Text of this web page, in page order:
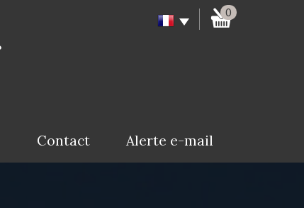
0
Contact Alerte e-mail